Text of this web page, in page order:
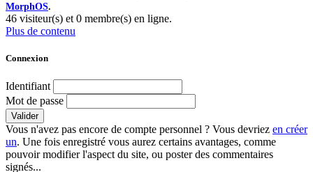
MorphOS.
46 visiteur(s) et 0 membre(s) en ligne.
Plus de contenu
Connexion
Identifiant
Mot de passe
Valider
Vous n'avez pas encore de compte personnel ? Vous devriez en créer
un. Une fois enregistré vous aurez certains avantages, comme
pouvoir modifier l'aspect du site, ou poster des commentaires
signés...